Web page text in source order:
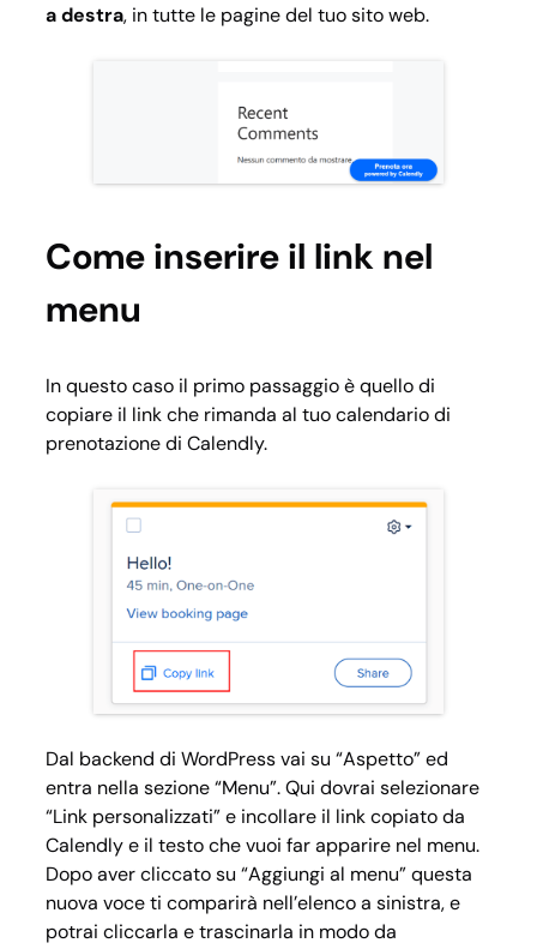
a destra, in tutte le pagine del tuo sito web.
Come inserire il link nel
menu
In questo caso il primo passaggio è quello di
copiare il link che rimanda al tuo calendario di
prenotazione di Calendly.
Dal backend di WordPress vai su “Aspetto” ed
entra nella sezione “Menu”. Qui dovrai selezionare
“Link personalizzati” e incollare il link copiato da
Calendly e il testo che vuoi far apparire nel menu.
Dopo aver cliccato su “Aggiungi al menu” questa
nuova voce ti comparirà nell’elenco a sinistra, e
potrai cliccarla e trascinarla in modo da